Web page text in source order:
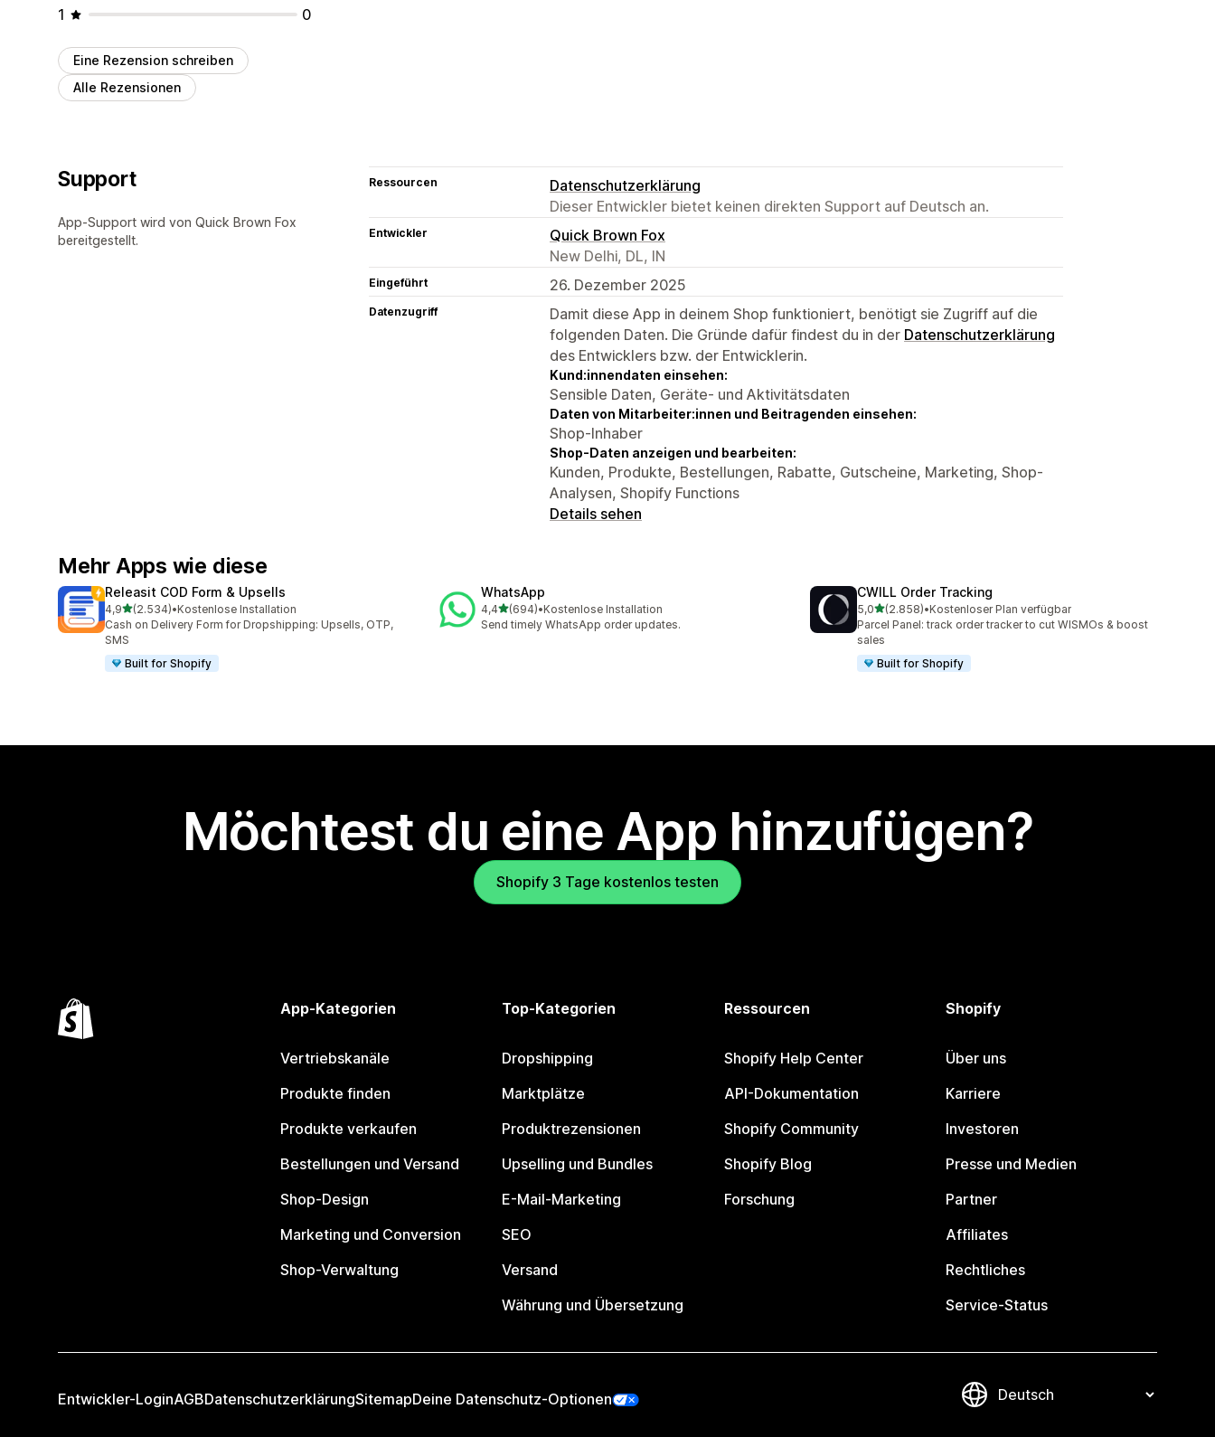
1
0
Eine Rezension schreiben
Alle Rezensionen
Support
App-Support wird von Quick Brown Fox
bereitgestellt.
Ressourcen
Datenschutzerklärung
Dieser Entwickler bietet keinen direkten Support auf Deutsch an.
Entwickler
Quick Brown Fox
New Delhi, DL, IN
Eingeführt 26. Dezember 2025
Datenzugriff
Damit diese App in deinem Shop funktioniert, benötigt sie Zugriff auf die
folgenden Daten. Die Gründe dafür findest du in der Datenschutzerklärung
des Entwicklers bzw. der Entwicklerin.
Kund:innendaten einsehen:
Sensible Daten, Geräte- und Aktivitätsdaten
Daten von Mitarbeiter:innen und Beitragenden einsehen:
Shop-Inhaber
Shop-Daten anzeigen und bearbeiten:
Kunden, Produkte, Bestellungen, Rabatte, Gutscheine, Marketing, Shop-
Analysen, Shopify Functions
Details sehen
Mehr Apps wie diese
Releasit COD Form & Upsells
4,9von 5 Sternen
(2.534)
2534 Rezensionen insgesamt
•Kostenlose Installation
Cash on Delivery Form for Dropshipping: Upsells, OTP,
SMS
Built for Shopify
WhatsApp
4,4von 5 Sternen
(694)
694 Rezensionen insgesamt
•Kostenlose Installation
Send timely WhatsApp order updates.
CWILL Order Tracking
5,0von 5 Sternen
(2.858)
2858 Rezensionen insgesamt
•Kostenloser Plan verfügbar
Parcel Panel: track order tracker to cut WISMOs & boost
sales
Built for Shopify
Möchtest du eine App hinzufügen?
Shopify 3 Tage kostenlos testen
App-Kategorien
Vertriebskanäle
Produkte finden
Produkte verkaufen
Bestellungen und Versand
Shop-Design
Marketing und Conversion
Shop-Verwaltung
Top-Kategorien
Dropshipping
Marktplätze
Produktrezensionen
Upselling und Bundles
E-Mail-Marketing
SEO
Versand
Währung und Übersetzung
Ressourcen
Shopify Help Center
API-Dokumentation
Shopify Community
Shopify Blog
Forschung
Shopify
Über uns
Karriere
Investoren
Presse und Medien
Partner
Affiliates
Rechtliches
Service-Status
Entwickler-LoginAGBDatenschutzerklärungSitemapDeine Datenschutz-Optionen